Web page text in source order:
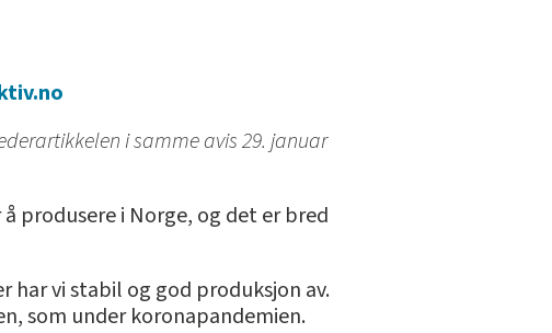
i samme avis 29. januar
produsere i Norge, og det er bred
vi stabil og god produksjon av.
som under koronapandemien.